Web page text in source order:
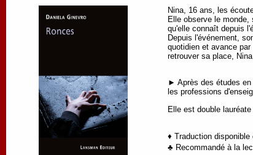
Nina, 16 ans, les
Elle observe le
qu'elle connaît depuis
Depuis l'événement,
quotidien et avance
retrouver sa place,
► Après des études en
les professions
Elle est double
♦ Traduction disponible
♣ Recommandé à la